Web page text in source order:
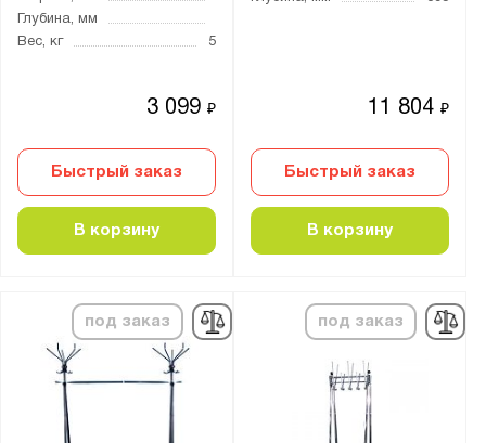
Глубина, мм
Вес, кг
5
3 099₽
Быстрый заказ
В корзину
11 804₽
Быстрый заказ
В корзину
под заказ под заказ